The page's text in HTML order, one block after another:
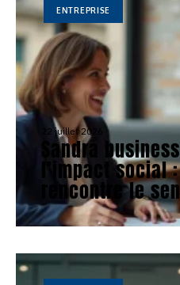
ENTREPRISE
22 juillet 2026
Sandra
l’impact social
rencontre le